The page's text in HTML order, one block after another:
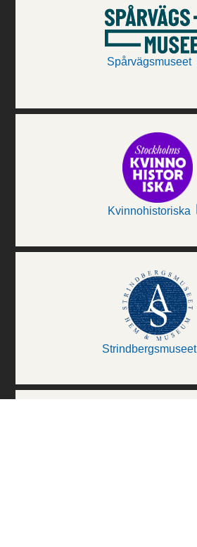
Spårvägsmuseet
Kvinnohistoriska
Strindbergsmuseet